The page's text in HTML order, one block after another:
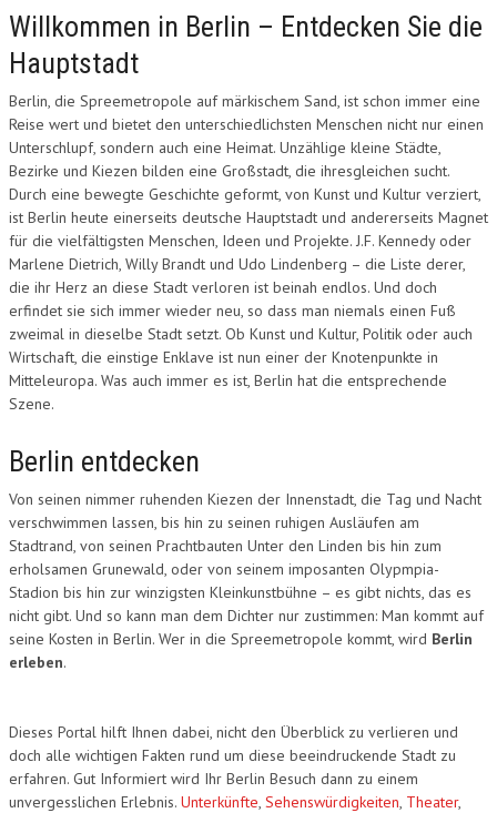
Willkommen in Berlin – Entdecken Sie die
Hauptstadt
Berlin, die Spreemetropole auf märkischem Sand, ist schon immer eine
Reise wert und bietet den unterschiedlichsten Menschen nicht nur einen
Unterschlupf, sondern auch eine Heimat. Unzählige kleine Städte,
Bezirke und Kiezen bilden eine Großstadt, die ihresgleichen sucht.
Durch eine bewegte Geschichte geformt, von Kunst und Kultur verziert,
ist Berlin heute einerseits deutsche Hauptstadt und andererseits Magnet
für die vielfältigsten Menschen, Ideen und Projekte. J.F. Kennedy oder
Marlene Dietrich, Willy Brandt und Udo Lindenberg – die Liste derer,
die ihr Herz an diese Stadt verloren ist beinah endlos. Und doch
erfindet sie sich immer wieder neu, so dass man niemals einen Fuß
zweimal in dieselbe Stadt setzt. Ob Kunst und Kultur, Politik oder auch
Wirtschaft, die einstige Enklave ist nun einer der Knotenpunkte in
Mitteleuropa. Was auch immer es ist, Berlin hat die entsprechende
Szene.
Berlin entdecken
Von seinen nimmer ruhenden Kiezen der Innenstadt, die Tag und Nacht
verschwimmen lassen, bis hin zu seinen ruhigen Ausläufen am
Stadtrand, von seinen Prachtbauten Unter den Linden bis hin zum
erholsamen Grunewald, oder von seinem imposanten Olypmpia-
Stadion bis hin zur winzigsten Kleinkunstbühne – es gibt nichts, das es
nicht gibt. Und so kann man dem Dichter nur zustimmen: Man kommt auf
seine Kosten in Berlin. Wer in die Spreemetropole kommt, wird Berlin
erleben.
Dieses Portal hilft Ihnen dabei, nicht den Überblick zu verlieren und
doch alle wichtigen Fakten rund um diese beeindruckende Stadt zu
erfahren. Gut Informiert wird Ihr Berlin Besuch dann zu einem
unvergesslichen Erlebnis. Unterkünfte Sehenswürdigkeiten Theater,